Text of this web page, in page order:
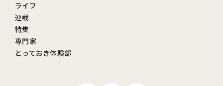
ライフ
連載
特集
専門家
とっておき体験部